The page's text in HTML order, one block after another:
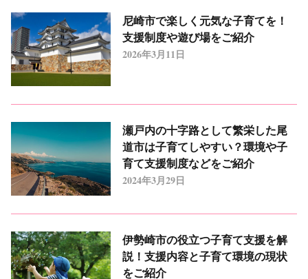
尼崎市で楽しく元気な子育てを！
支援制度や遊び場をご紹介
2026年3月11日
瀬戸内の十字路として繁栄した尾
道市は子育てしやすい？環境や子
育て支援制度などをご紹介
2024年3月29日
伊勢崎市の役立つ子育て支援を解
説！支援内容と子育て環境の現状
をご紹介